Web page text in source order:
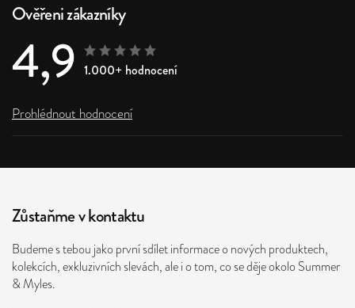
Ověřeni zákazníky
4,9 1.000+ hodnocení
Prohlédnout hodnocení
Zůstaňme v kontaktu
Budeme s tebou jako první sdílet informace o nových produktech,
kolekcích, exkluzivních slevách, ale i o tom, co se děje okolo Summer
& Myles.